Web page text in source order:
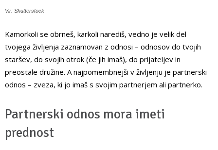
Vir: Shutterstock
Kamorkoli se obrneš, karkoli narediš, vedno je velik del
tvojega življenja zaznamovan z odnosi – odnosov do tvojih
staršev, do svojih otrok (če jih imaš), do prijateljev in
preostale družine. A najpomembnejši v življenju je partnerski
odnos – zveza, ki jo imaš s svojim partnerjem ali partnerko.
Partnerski odnos mora imeti
prednost